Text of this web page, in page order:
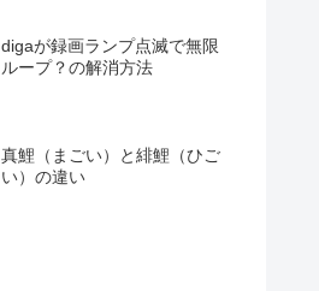
digaが録画ランプ点滅で無限
ループ？の解消方法
真鯉（まごい）と緋鯉（ひご
い）の違い